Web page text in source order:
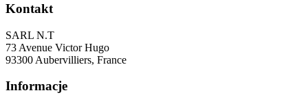
Kontakt
SARL N.T
73 Avenue Victor Hugo
93300 Aubervilliers, France
Informacje